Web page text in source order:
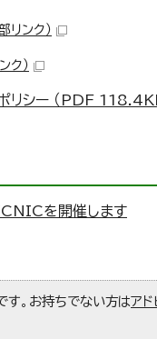
リンク）
ク）
シー （PDF
を開催します
。お持ちでない方はアド